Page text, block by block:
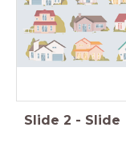
Slide 2 - Slide